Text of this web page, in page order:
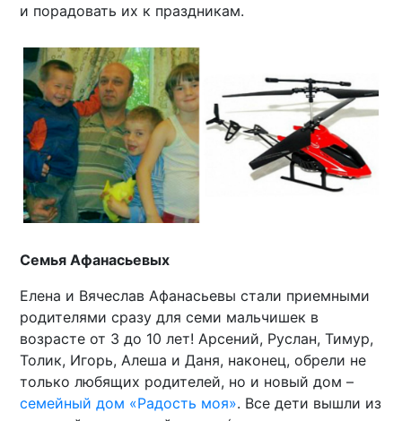
и порадовать их к праздникам.
Семья Афанасьевых
Елена и Вячеслав Афанасьевы стали приемными
родителями сразу для семи мальчишек в
возрасте от 3 до 10 лет! Арсений, Руслан, Тимур,
Толик, Игорь, Алеша и Даня, наконец, обрели не
только любящих родителей, но и новый дом –
семейный дом «Радость моя». Все дети вышли из